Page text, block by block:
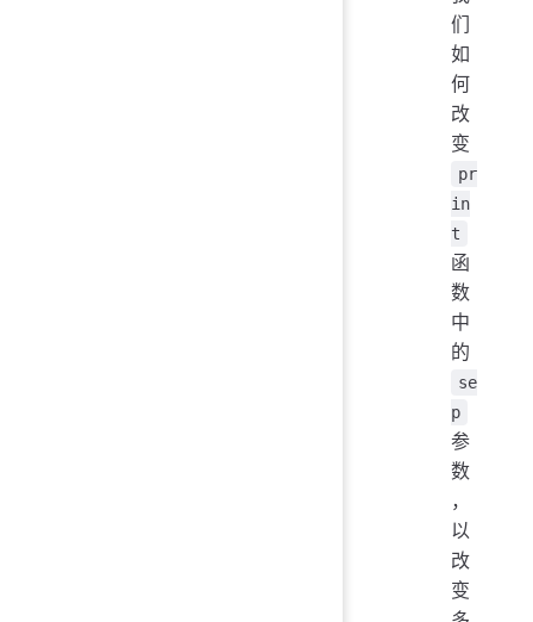
们
如
何
改
变
pr
in
t
函
数
中
的
se
p
参
数
，
以
改
变